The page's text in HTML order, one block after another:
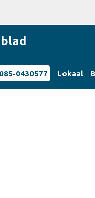
085-0430577 Lokaal